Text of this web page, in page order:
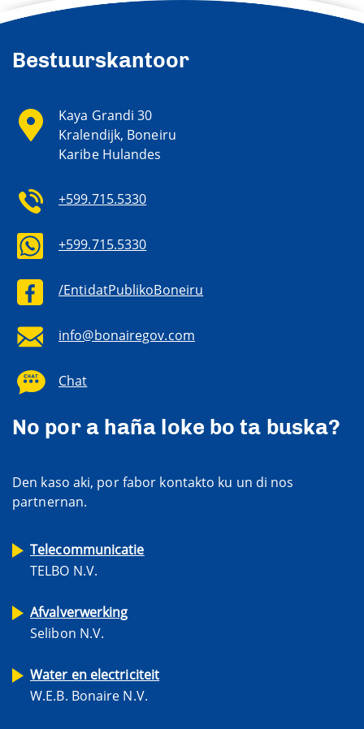
Bestuurskantoor
Kaya Grandi 30
Kralendijk, Boneiru
Karibe Hulandes
+599.715.5330
+599.715.5330
/EntidatPublikoBoneiru
info@bonairegov.com
Chat
No por a haña loke bo ta buska?
Den kaso aki, por fabor kontakto ku un di nos
partnernan.
Telecommunicatie
TELBO N.V.
Afvalverwerking
Selibon N.V.
Water en electriciteit
W.E.B. Bonaire N.V.